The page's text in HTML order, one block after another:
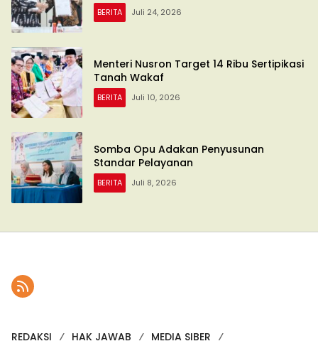
BERITA Juli 24, 2026
Menteri Nusron Target 14 Ribu Sertipikasi
Tanah Wakaf
BERITA Juli 10, 2026
Somba Opu Adakan Penyusunan
Standar Pelayanan
BERITA Juli 8, 2026
REDAKSI HAK JAWAB MEDIA SIBER